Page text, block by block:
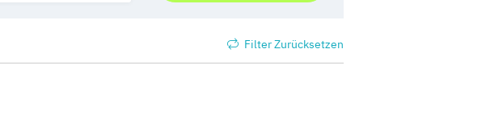
Filter Zurücksetzen